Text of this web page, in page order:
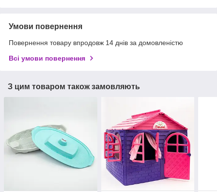
Умови повернення
Повернення товару впродовж 14 днів за домовленістю
Всі умови повернення
З цим товаром також замовляють